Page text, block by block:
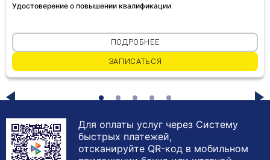
Удостоверение о повышении квалификации
ПОДРОБНЕЕ
ЗАПИСАТЬСЯ
Для оплаты услуг через Систему
быстрых платежей,
отсканируйте QR-код в мобильном